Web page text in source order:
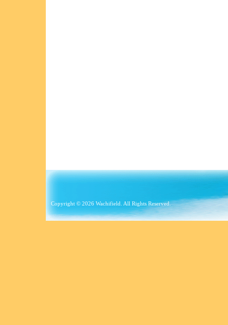
Copyright © 2026 Wachifield. All Rights Reserved.